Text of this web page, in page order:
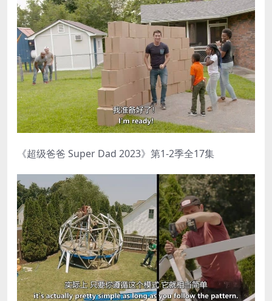
《超级爸爸 Super Dad 2023》第1-2季全17集